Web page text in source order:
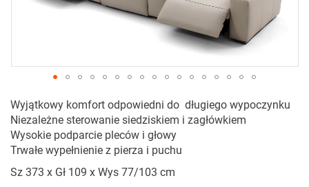
na
początek
galerii
Wyjątkowy komfort odpowiedni do długiego wypoczynku
Niezależne sterowanie siedziskiem i zagłówkiem
Wysokie podparcie pleców i głowy
Trwałe wypełnienie z pierza i puchu
Sz 373 x Gł 109 x Wys 77/103 cm